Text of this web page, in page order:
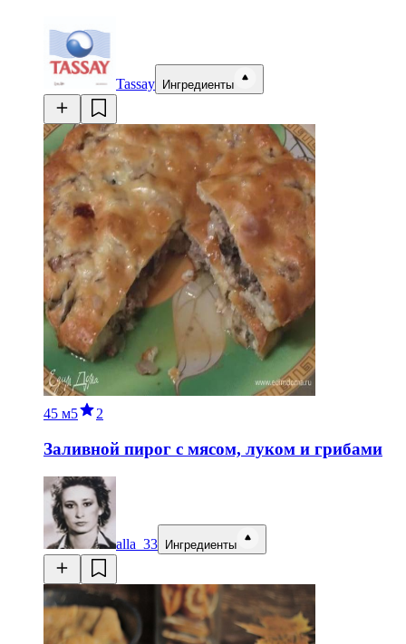
Tassay Ингредиенты
45 м5 2
Заливной пирог с мясом, луком и грибами
alla_33 Ингредиенты